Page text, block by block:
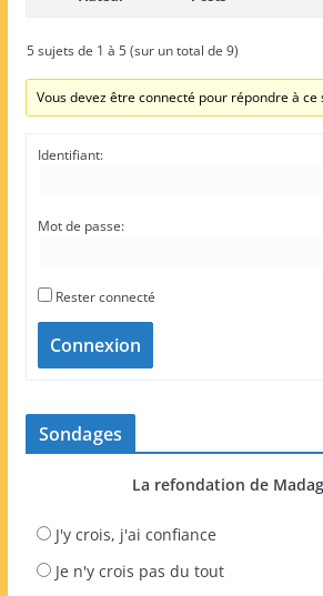
5 sujets de 1 à 5 (sur un total de 9)
Vous devez être connecté pour répondre à ce
Identifiant:
Mot de passe:
Rester connecté
Connexion
Sondages
La refondation de
J'y crois, j'ai confiance
Je n'y crois pas du tout